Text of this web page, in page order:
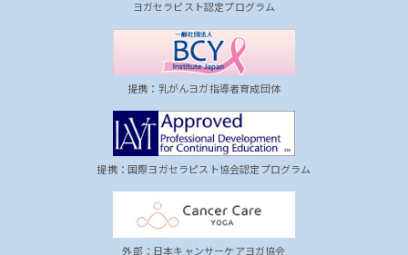
ヨガセラピスト認定プログラム
提携：乳がんヨガ指導者育成団体
提携：国際ヨガセラピスト協会認定プログラム
外部：日本キャンサーケアヨガ協会